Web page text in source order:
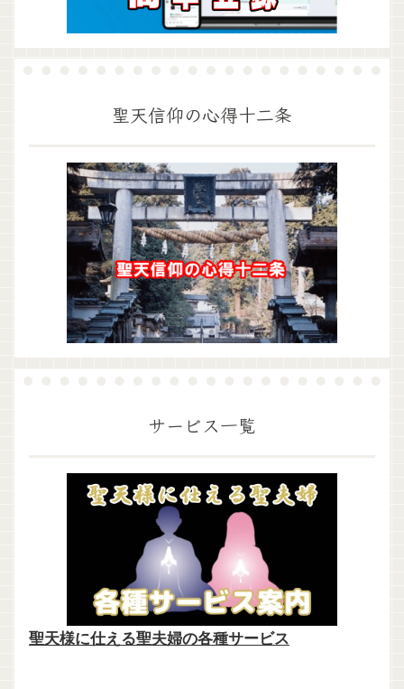
聖天信仰の心得十二条
サービス一覧
聖天様に仕える聖夫婦の各種サービス